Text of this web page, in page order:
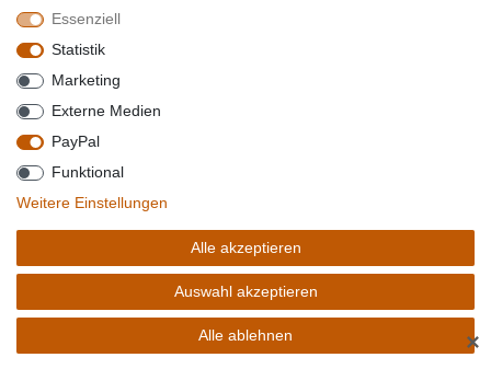
Sofort versandfertig, Lieferzeit 1-2 Tage**
COLGATE KOMPLETT 8 IN 1 ZAHNCREME NATÜRLICHE KRÄUTER
PACKUNG 75ML
Essenziell
Statistik
Marketing
Externe Medien
PayPal
Funktional
Weitere Einstellungen
Alle akzeptieren
Auswahl akzeptieren
Alle ablehnen ✕